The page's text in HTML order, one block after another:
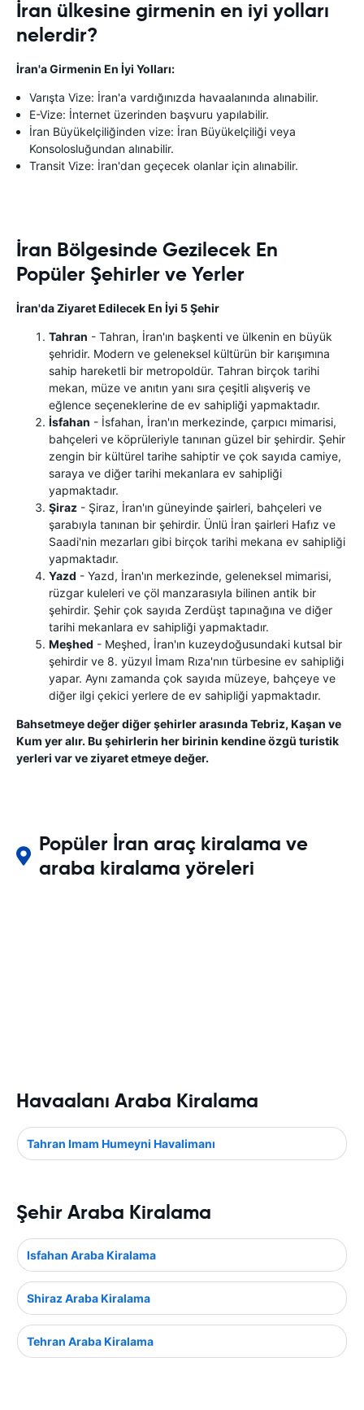
İran ülkesine girmenin en iyi yolları
nelerdir?
İran'a Girmenin En İyi Yolları:
Varışta Vize: İran'a vardığınızda havaalanında alınabilir.
E-Vize: İnternet üzerinden başvuru yapılabilir.
İran Büyükelçiliğinden vize: İran Büyükelçiliği veya
Konsolosluğundan alınabilir.
Transit Vize: İran'dan geçecek olanlar için alınabilir.
İran Bölgesinde Gezilecek En
Popüler Şehirler ve Yerler
İran'da Ziyaret Edilecek En İyi 5 Şehir
Tahran - Tahran, İran'ın başkenti ve ülkenin en büyük
şehridir. Modern ve geleneksel kültürün bir karışımına
sahip hareketli bir metropoldür. Tahran birçok tarihi
mekan, müze ve anıtın yanı sıra çeşitli alışveriş ve
eğlence seçeneklerine de ev sahipliği yapmaktadır.
İsfahan - İsfahan, İran'ın merkezinde, çarpıcı mimarisi,
bahçeleri ve köprüleriyle tanınan güzel bir şehirdir. Şehir
zengin bir kültürel tarihe sahiptir ve çok sayıda camiye,
saraya ve diğer tarihi mekanlara ev sahipliği
yapmaktadır.
Şiraz - Şiraz, İran'ın güneyinde şairleri, bahçeleri ve
şarabıyla tanınan bir şehirdir. Ünlü İran şairleri Hafız ve
Saadi'nin mezarları gibi birçok tarihi mekana ev sahipliği
yapmaktadır.
Yazd - Yazd, İran'ın merkezinde, geleneksel mimarisi,
rüzgar kuleleri ve çöl manzarasıyla bilinen antik bir
şehirdir. Şehir çok sayıda Zerdüşt tapınağına ve diğer
tarihi mekanlara ev sahipliği yapmaktadır.
Meşhed - Meşhed, İran'ın kuzeydoğusundaki kutsal bir
şehirdir ve 8. yüzyıl İmam Rıza'nın türbesine ev sahipliği
yapar. Aynı zamanda çok sayıda müzeye, bahçeye ve
diğer ilgi çekici yerlere de ev sahipliği yapmaktadır.
Bahsetmeye değer diğer şehirler arasında Tebriz, Kaşan ve
Kum yer alır. Bu şehirlerin her birinin kendine özgü turistik
yerleri var ve ziyaret etmeye değer.
Popüler İran araç kiralama ve
araba kiralama yöreleri
Havaalanı Araba Kiralama
Tahran Imam Humeyni Havalimanı
Şehir Araba Kiralama
Isfahan Araba Kiralama
Shiraz Araba Kiralama
Tehran Araba Kiralama